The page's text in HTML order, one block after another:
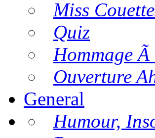
Miss
Quiz
Hommage
Ouverture
General
Humour,